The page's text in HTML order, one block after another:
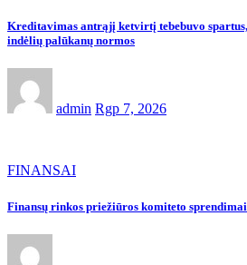
Kreditavimas antrąjį ketvirtį tebebuvo
indėlių palūkanų normos
admin Rgp 7, 2026
FINANSAI
Finansų rinkos priežiūros komiteto sprendimai